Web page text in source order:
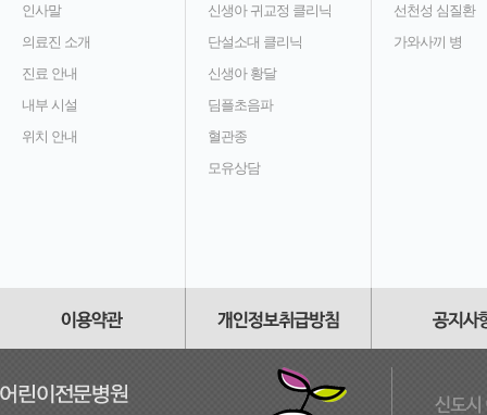
인사말
의료진 소개
진료 안내
내부 시설
위치 안내
신생아 귀교정 클리닉
단설소대 클리닉
신생아 황달
딤플초음파
혈관종
모유상담
선천성 심질환
가와사끼 병